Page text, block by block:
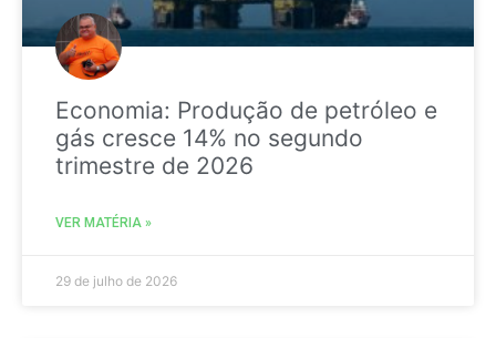
Economia: Produção de petróleo e
gás cresce 14% no segundo
trimestre de 2026
VER MATÉRIA »
29 de julho de 2026